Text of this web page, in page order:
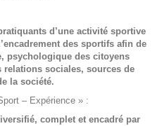
d’une activité sportive
des sportifs afin de
psychologique des citoyens
relations sociales, sources de
la société.
– Expérience » :
complet et encadré par